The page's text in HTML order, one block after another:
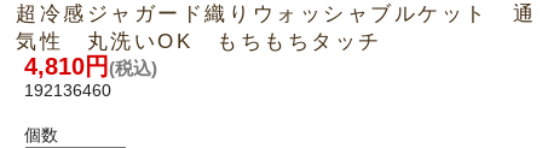
超冷感ジャガード織りウォッシャブルケット 通
気性 丸洗いOK もちもちタッチ
4,810円(税込)
192136460
個数